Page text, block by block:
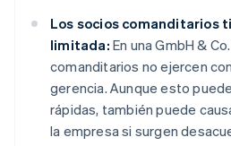
Los socios comanditarios
limitada: En una GmbH &
comanditarios no ejercen
gerencia. Aunque esto
rápidas, también puede
la empresa si surgen